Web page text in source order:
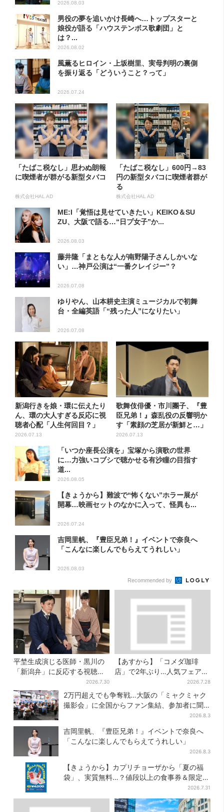
2026.08.03
男役の夢を追いかけ長崎へ…トップスターと
娘役が語る「ハウステンボス歌劇団」と
は？...
2026.08.02
風薫るヒロイン・上坂樹里、実母判明の裏側
を振り返る「どういうこと？って」
2026.07.24
「たばこ税なし」思わぬ朗報
に喫煙者が群がる新型タバコ
株式会社HAL AD
「たばこ税なし」600円→83
円の新型タバコに喫煙者群が
る
株式会社HAL AD
ME:I「覚悟は見せていきたい」KEIKO＆SU
ZU、大阪で語る…“日プ女子”か...
2026.08.03
藤井隆「まともな人が南野陽子さんしかいな
い」…神戸公演は“一番クレイジー”？
2026.07.08
ゆりやん、山本耕史主演ミュージカルで初舞
台・全編英語「“残った人”になりたい」
2026.07.08
新潟行きを娘・環に伝えたり
ん、環の大人すぎる反応に視
聴者心配「人生何回目？」
2026.07.13
歌舞伎俳優・市川團子、『豊
臣兄弟！』森乱役の反響明か
す「素顔の芝居が新鮮と…」
2026.07.13
「いつか座長公演を」宝塚から演歌の世界
に…力強いコブシで聴かせる有沙瞳の目指す
道...
2026.08.05
【きょうから】難波で“怖くない”ホラー展が
開幕…映画セットのなかに入って、怪異も...
2026.07.24
吉岡里帆、『豊臣兄弟！』イベントで奈良へ
「こんなに楽しんでもらえてうれしい」
2026.08.03
Recommended by
平埜生成演じる医師・黒川の
「新潟弁」に反応する視聴者
2026.7.30
【あすから】「コメダ珈琲
店」で2年ぶり…人気フェアが
復活！“ハワイ旅行が当た
る”キャンペーンも
2026.7.28
2万円超えでも争奪戦…大阪の「ミャクミャク
撮影会」に全国からファン集結、参加者に聞
2026.8.3
吉岡里帆、『豊臣兄弟！』イベントで奈良へ
「こんなに楽しんでもらえてうれしい」
2026.8.3
【きょうから】カプリチョーザから「夏の福
袋」、実質無料…？値段以上の食事券＆限定ア
2026.7.31